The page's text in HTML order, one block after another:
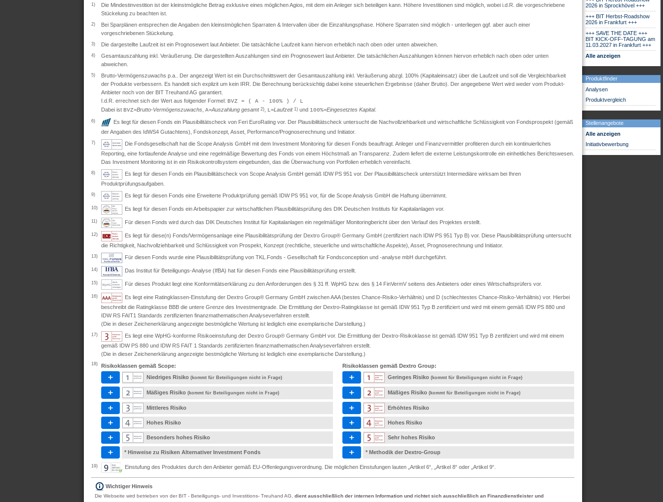
2026 in Sprockhövel +++
+++ BIT Herbst-Roadshow
2026 in Frankfurt +++
+++ SAVE THE DATE +++
BIT KICK-OFF-TAGUNG am
11.03.2027 in Frankfurt +++
Alle anzeigen
Produktfinder
Analysen
Produktvergleich
Stellenangebote
Alle anzeigen
Initiativbewerbung
1)
Die Mindestinvestition ist der kleinstmögliche Betrag exklusive eines möglichen Agios, mit dem ein Anleger sich beteiligen kann. Höhere Investitionen sind möglich, wobei i.d.R. die vorgeschriebene
Stückelung zu beachten ist.
2)
Bei Sparplänen entsprechen die Angaben den kleinstmöglichen Sparraten & Intervallen über die Einzahlungsphase. Höhere Sparraten sind möglich - unterliegen ggf. aber auch einer
vorgeschriebenen Stückelung.
3) Die dargestellte Laufzeit ist ein Prognosewert laut Anbieter. Die tatsächliche Laufzeit kann hiervon erheblich nach oben oder unten abweichen.
4)
Gesamtauszahlung inkl. Veräußerung. Die dargestellten Auszahlungen sind ein Prognosewert laut Anbieter. Die tatsächlichen Auszahlungen können hiervon erheblich nach oben oder unten
abweichen.
5)
Brutto-Vermögenszuwachs p.a.. Der angezeigt Wert ist ein Durchschnittswert der Gesamtauszahlung inkl. Veräußerung abzgl. 100% (Kapitaleinsatz) über die Laufzeit und soll die Vergleichbarkeit
der Produkte verbessern. Es handelt sich explizit um kein IRR. Die Berechnung berücksichtig dabei keine steuerlichen Ergebnisse (daher Brutto). Der angegebene Wert wird weder vom Produkt-
Anbieter noch von der BIT Treuhand AG garantiert.
I.d.R. errechnet sich der Wert aus folgender Formel: BVZ = ( A - 100% ) / L
Dabei ist BVZ=Brutto-Vermögenszuwachs A=Auszahlung gesamt2) L=Laufzeit1) und 100%=Eingesetztes Kapital.
6)
Es liegt für diesen Fonds ein Plausibilitätscheck von Feri EuroRating vor. Der Plausibilitätscheck untersucht die Nachvollziehbarkeit und wirtschaftliche Schlüssigkeit von Fondsprospekt (gemäß
der Angaben des IdWS4 Gutachtens), Fondskonzept, Asset, Performance/Prognoserechnung und Initiator.
7)
Die Fondsgesellschaft hat die Scope Analysis GmbH mit dem Investment Monitoring für diesen Fonds beauftragt. Anleger und Finanzvermittler profitieren durch ein kontinuierliches
Reporting, eine fortlaufende Analyse und eine regelmäßige Bewertung des Fonds von einem Höchstmaß an Transparenz. Zudem liefert die externe Leistungskontrolle ein einheitliches Berichtswesen.
Das Investment Monitoring ist in ein Risikokontrollsystem eingebunden, das die Überwachung von Portfolien erheblich vereinfacht.
8)
Es liegt für diesen Fonds ein Plausibilitätscheck von Scope Analysis GmbH gemäß IDW PS 951 vor. Der Plausibilitätscheck unterstützt Intermediäre wirksam bei Ihren
Produktprüfungsaufgaben.
9) Es liegt für diesen Fonds eine Erweiterte Produktprüfung gemäß IDW PS 951 vor, für die Scope Analysis GmbH die Haftung übernimmt.
10) Es liegt für diesen Fonds ein Arbeitspapier zur wirtschaftlichen Plausibilitätsprüfung des DIK Deutschen Instituts für Kapitalanlagen vor.
11) Für diesen Fonds wird durch das DIK Deutsches Institut für Kapitalanlagen ein regelmäßiger Monitoringbericht über den Verlauf des Projektes erstellt.
12)
Es liegt für diese(n) Fonds/Vermögensanlage eine Plausibilitätsprüfung der Dextro Group® Germany GmbH (zertifiziert nach IDW PS 951 Typ B) vor. Diese Plausibilitätsprüfung untersucht
die Richtigkeit, Nachvollziehbarkeit und Schlüssigkeit von Prospekt, Konzept (rechtliche, steuerliche und wirtschaftliche Aspekte), Asset, Prognoserechnung und Initiator.
13) Für diesen Fonds wurde eine Plausibilitätsprüfung von TKL.Fonds - Gesellschaft für Fondsconception und -analyse mbH durchgeführt.
14) Das Institut für Beteiligungs-Analyse (IfBA) hat für diesen Fonds eine Plausibilitätsprüfung erstellt.
15) Für dieses Produkt liegt eine Konformitätserklärung zu den Anforderungen des § 31 ff. WpHG bzw. des § 14 FinVermV seitens des Anbieters oder eines Wirtschaftsprüfers vor.
16)
Es liegt eine Ratingklassen-Einstufung der Dextro Group® Germany GmbH zwischen AAA (bestes Chance-Risiko-Verhältnis) und D (schlechtestes Chance-Risiko-Verhältnis) vor. Hierbei
beschreibt die Ratingklasse BBB die untere Grenze des Investmentgrade. Die Ermittlung der Dextro-Ratingklasse ist gemäß IDW 951 Typ B zertifiziert und wird mit einem gemäß IDW PS 880 und
IDW RS FAIT1 Standards zertifizierten finanzmathematischen Analyseverfahren erstellt.
(Die in dieser Zeichenerklärung angezeigte bestmögliche Wertung ist lediglich eine exemplarische Darstellung.)
17)
Es liegt eine WpHG-konforme Risikoeinstufung der Dextro Group® Germany GmbH vor. Die Ermittlung der Dextro-Risikoklasse ist gemäß IDW 951 Typ B zertifiziert und wird mit einem
gemäß IDW PS 880 und IDW RS FAIT 1 Standards zertifizierten finanzmathematischen Analyseverfahren erstellt.
(Die in dieser Zeichenerklärung angezeigte bestmögliche Wertung ist lediglich eine exemplarische Darstellung.)
18)
Risikoklassen gemäß Scope:
Niedriges Risiko (kommt für Beteiligungen nicht in Frage)
Mäßiges Risiko (kommt für Beteiligungen nicht in Frage)
Mittleres Risiko
Hohes Risiko
Besonders hohes Risiko
* Hinweise zu Risiken Alternativer Investment Fonds
Risikoklassen gemäß Dextro Group:
Geringes Risiko(kommt für Beteiligungen nicht in Frage)
Mäßiges Risiko(kommt für Beteiligungen nicht in Frage)
Erhöhtes Risiko
Hohes Risiko
Sehr hohes Risiko
* Methodik der Dextro-Group
19) Einstufung des Produktes durch den Anbieter gemäß EU-Offenlegungsverordnung. Die möglichen Einstufungen lauten „Artikel 6“, „Artikel 8“ oder „Artikel 9“.
Wichtiger Hinweis
Die Webseite wird betrieben von der BIT - Beteiligungs- und Investitions- Treuhand AG, dient ausschließlich der internen Information und richtet sich ausschließlich an Finanzdienstleister und